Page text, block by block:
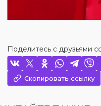
Поделитесь с друзьями
Скопировать ссылку